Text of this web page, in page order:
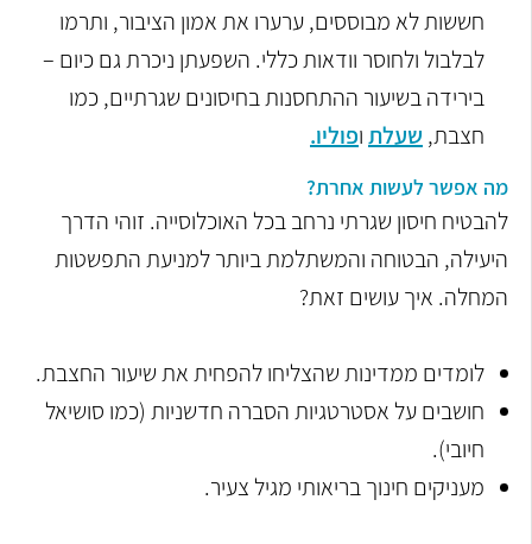
חששות לא מבוססים, ערערו את אמון הציבור, ותרמו
לבלבול ולחוסר וודאות כללי. השפעתן ניכרת גם כיום –
בירידה בשיעור ההתחסנות בחיסונים שגרתיים, כמו
חצבת, שעלתופוליו.
מה אפשר לעשות אחרת?
להבטיח חיסון שגרתי נרחב בכל האוכלוסייה. זוהי הדרך
היעילה, הבטוחה והמשתלמת ביותר למניעת התפשטות
המחלה. איך עושים זאת?
לומדים ממדינות שהצליחו להפחית את שיעור החצבת.
חושבים על אסטרטגיות הסברה חדשניות (כמו סושיאל
חיובי).
מעניקים חינוך בריאותי מגיל צעיר.